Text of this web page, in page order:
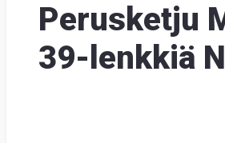
Perusketju
39-lenkkiä